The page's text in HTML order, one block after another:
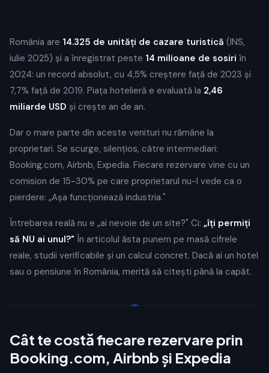
România are 14.325 de unități de cazare turistică (INS,
iulie 2025) și a înregistrat peste 14 milioane de sosiri în
2024: un record absolut, cu 4,5% creștere față de 2023 și
7,7% față de 2019. Piața hotelieră e evaluată la 2,46
miliarde USD și crește an de an.
Dar o mare parte din aceste venituri nu rămâne la
proprietari. Se scurge, silențios, către intermediari:
Booking.com, Airbnb, Expedia. Fiecare rezervare vine cu un
comision de 15-30% pe care proprietarul nu-l vede ca o
pierdere: „Așa funcționează industria."
Întrebarea reală nu e „ai nevoie de un site?" Ci: „îți permiți
să NU ai unul?" În articolul ăsta punem pe masă cifrele
reale, studii verificabile și un calcul concret. Dacă ai un hotel
sau o pensiune în România, merită să citești până la capăt.
Cât te costă fiecare rezervare prin
Booking.com, Airbnb și Expedia